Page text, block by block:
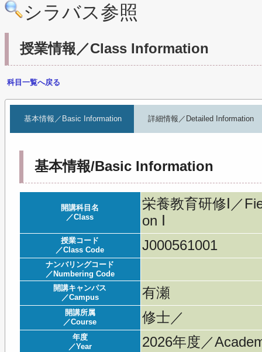
シラバス参照
授業情報／Class Information
科目一覧へ戻る
基本情報／Basic Information 詳細情報／Detailed Information
基本情報/Basic Information
開講科目名
／Class
栄養教育研修Ⅰ／
on Ⅰ
授業コード
／Class Code
J000561001
ナンバリングコード
／Numbering Code
開講キャンパス
／Campus
有瀬
開講所属
／Course
修士／
年度
／Year
2026年度／